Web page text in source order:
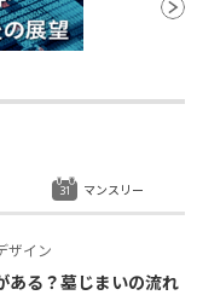
ザイン
ある？墓じまいの流れ
マンスリー